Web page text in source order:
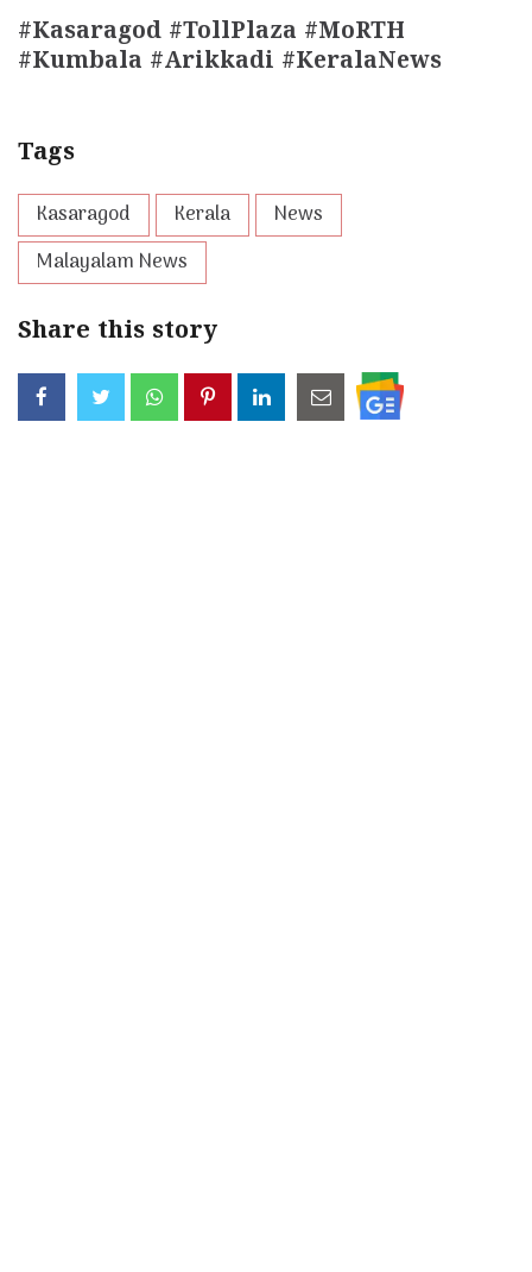
#Kasaragod #TollPlaza #MoRTH
#Kumbala #Arikkadi #KeralaNews
Tags
Kasaragod Kerala
News
Malayalam News
Share this story